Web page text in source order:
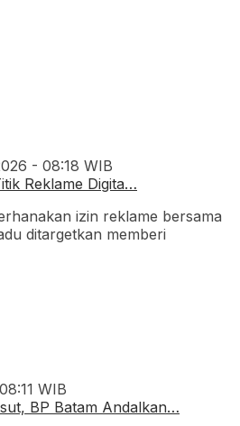
- 08:18 WIB
Reklame Digita…
izin reklame bersama
ditargetkan memberi
WIB
BP Batam Andalkan…